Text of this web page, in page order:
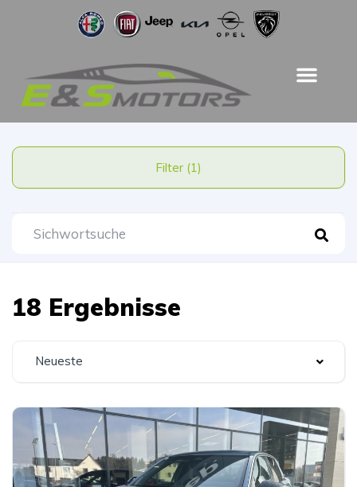
Filter (1)
18 Ergebnisse
Neueste